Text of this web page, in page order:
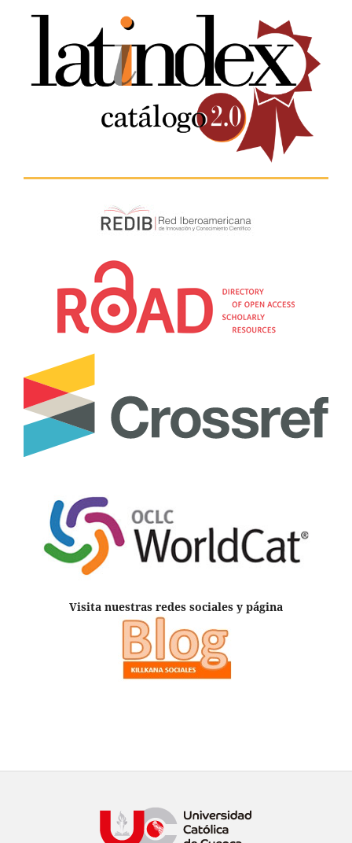
Visita nuestras redes sociales y página